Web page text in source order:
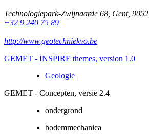
Technologiepark-Zwijnaarde 68 Gent, 9052
+32 9 240 75 89
http://www.geotechniekvo.be
GEMET - INSPIRE themes, version 1.0
Geologie
GEMET - Concepten, versie 2.4
ondergrond
bodemmechanica